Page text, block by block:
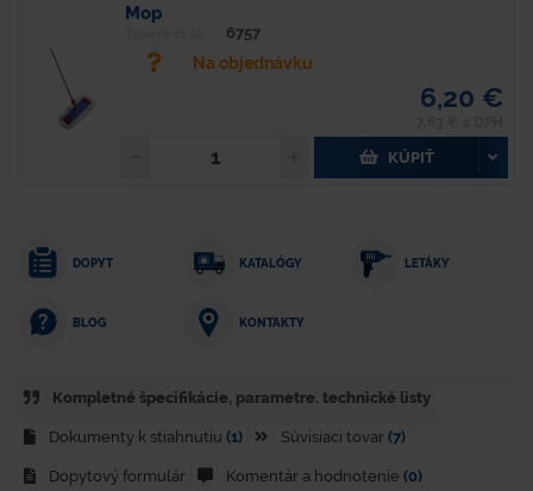
Mop
6757
Na objednávku
6,20 €
KÚPIŤ
DOPYT KATALÓGY LETÁKY
BLOG KONTAKTY
Kompletné špecifikácie, parametre. technické listy
Dokumenty k stiahnutiu (1) Súvisiaci tovar (7)
Dopytový formulár Komentár a hodnotenie (0)